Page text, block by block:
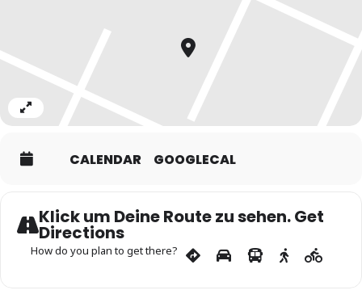
CALENDAR GOOGLECAL
Klick um Deine Route zu sehen. Get
Directions
How do you plan to get there?